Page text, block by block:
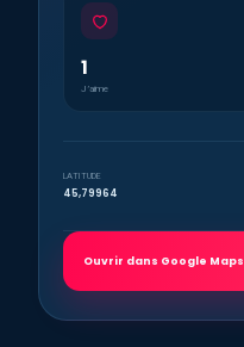
1
J’aime
LATITUDE
45,79964
Ouvrir dans Google Maps